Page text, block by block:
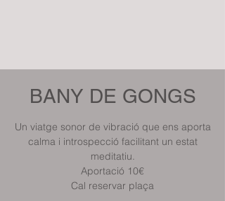
BANY DE GONGS
Un viatge sonor de vibració que ens aporta
calma i introspecció facilitant un estat
meditatiu.
Aportació 10€
Cal reservar plaça